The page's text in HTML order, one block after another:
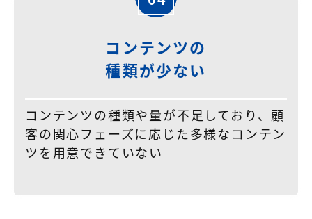
コンテンツの
種類が少ない
コンテンツの種類や量が不足しており、顧
客の関心フェーズに応じた多様なコンテン
ツを用意できていない